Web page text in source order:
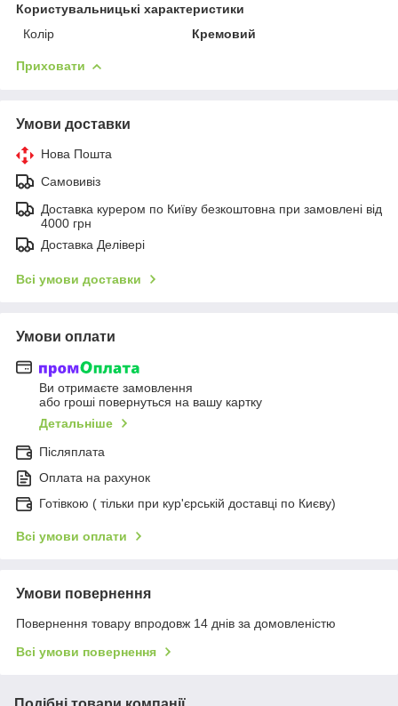
Користувальницькі характеристики
Колір
Кремовий
Приховати
Умови доставки
Нова Пошта
Самовивіз
Доставка курером по Київу безкоштовна при замовлені від
4000 грн
Доставка Делівері
Всі умови доставки
Умови оплати
Ви отримаєте замовлення
або гроші повернуться на вашу картку
Детальніше
Післяплата
Оплата на рахунок
Готівкою ( тільки при кур'єрській доставці по Києву)
Всі умови оплати
Умови повернення
Повернення товару впродовж 14 днів за домовленістю
Всі умови повернення